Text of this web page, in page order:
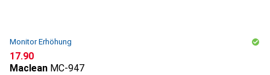
Monitor Erhöhung
CHF
17.90
Maclean MC-947